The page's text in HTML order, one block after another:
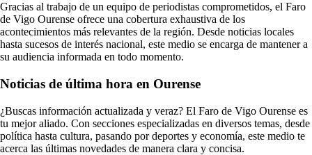
Gracias al trabajo de un equipo de periodistas comprometidos, el Faro
de Vigo Ourense ofrece una cobertura exhaustiva de los
acontecimientos más relevantes de la región. Desde noticias locales
hasta sucesos de interés nacional, este medio se encarga de mantener a
su audiencia informada en todo momento.
Noticias de última hora en Ourense
¿Buscas información actualizada y veraz? El Faro de Vigo Ourense es
tu mejor aliado. Con secciones especializadas en diversos temas, desde
política hasta cultura, pasando por deportes y economía, este medio te
acerca las últimas novedades de manera clara y concisa.